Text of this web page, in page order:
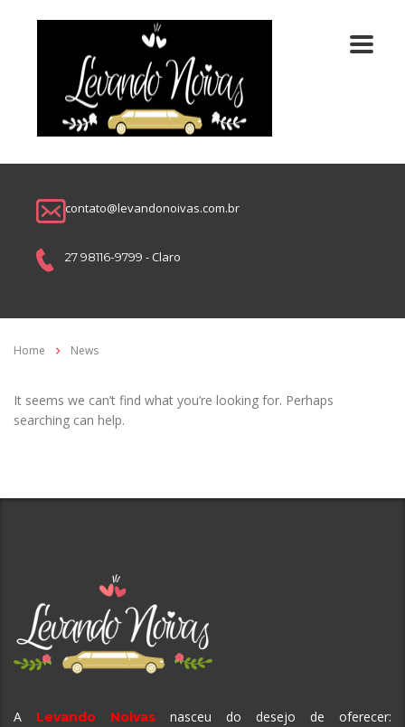
contato@levandonoivas.com.br
27 98116-9799 - Claro
Home News
It seems we can’t find what you’re looking for. Perhaps
searching can help.
A Levando Noivas
nasceu do desejo de oferecer: